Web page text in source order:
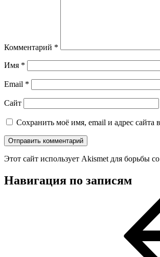
Комментарий *
Имя *
Email *
Сайт
Сохранить моё имя, email и адрес
Этот сайт использует Akismet для борьбы
Навигация по записям